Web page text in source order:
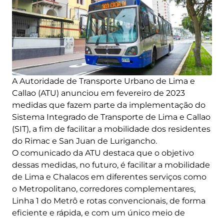
A Autoridade de Transporte Urbano de Lima e
Callao (ATU) anunciou em fevereiro de 2023
medidas que fazem parte da implementação do
Sistema Integrado de Transporte de Lima e Callao
(SIT), a fim de facilitar a mobilidade dos residentes
do Rimac e San Juan de Lurigancho.
O comunicado da ATU destaca que o objetivo
dessas medidas, no futuro, é facilitar a mobilidade
de Lima e Chalacos em diferentes serviços como
o Metropolitano, corredores complementares,
Linha 1 do Metrô e rotas convencionais, de forma
eficiente e rápida, e com um único meio de